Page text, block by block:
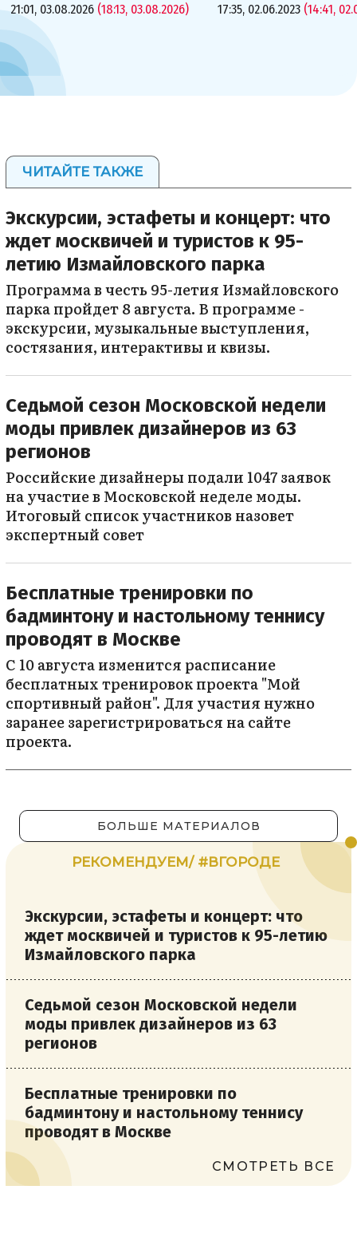
21:01, 03.08.2026 (18:13, 03.08.2026) 17:35, 02.06.2023 (14:41,
ЧИТАЙТЕ ТАКЖЕ
Экскурсии, эстафеты и концерт: что
ждет москвичей и туристов к 95-
летию Измайловского парка
Программа в честь 95-летия Измайловского
парка пройдет 8 августа. В программе -
экскурсии, музыкальные выступления,
состязания, интерактивы и квизы.
Седьмой сезон Московской недели
моды привлек дизайнеров из 63
регионов
Российские дизайнеры подали 1047 заявок
на участие в Московской неделе моды.
Итоговый список участников назовет
экспертный совет
Бесплатные тренировки по
бадминтону и настольному теннису
проводят в Москве
С 10 августа изменится расписание
бесплатных тренировок проекта "Мой
спортивный район". Для участия нужно
заранее зарегистрироваться на сайте
проекта.
БОЛЬШЕ МАТЕРИАЛОВ
РЕКОМЕНДУЕМ/ #ВГОРОДЕ
Экскурсии, эстафеты и концерт: что
ждет москвичей и туристов к 95-летию
Измайловского парка
Седьмой сезон Московской недели
моды привлек дизайнеров из 63
регионов
Бесплатные тренировки по
бадминтону и настольному теннису
проводят в Москве
СМОТРЕТЬ ВСЕ